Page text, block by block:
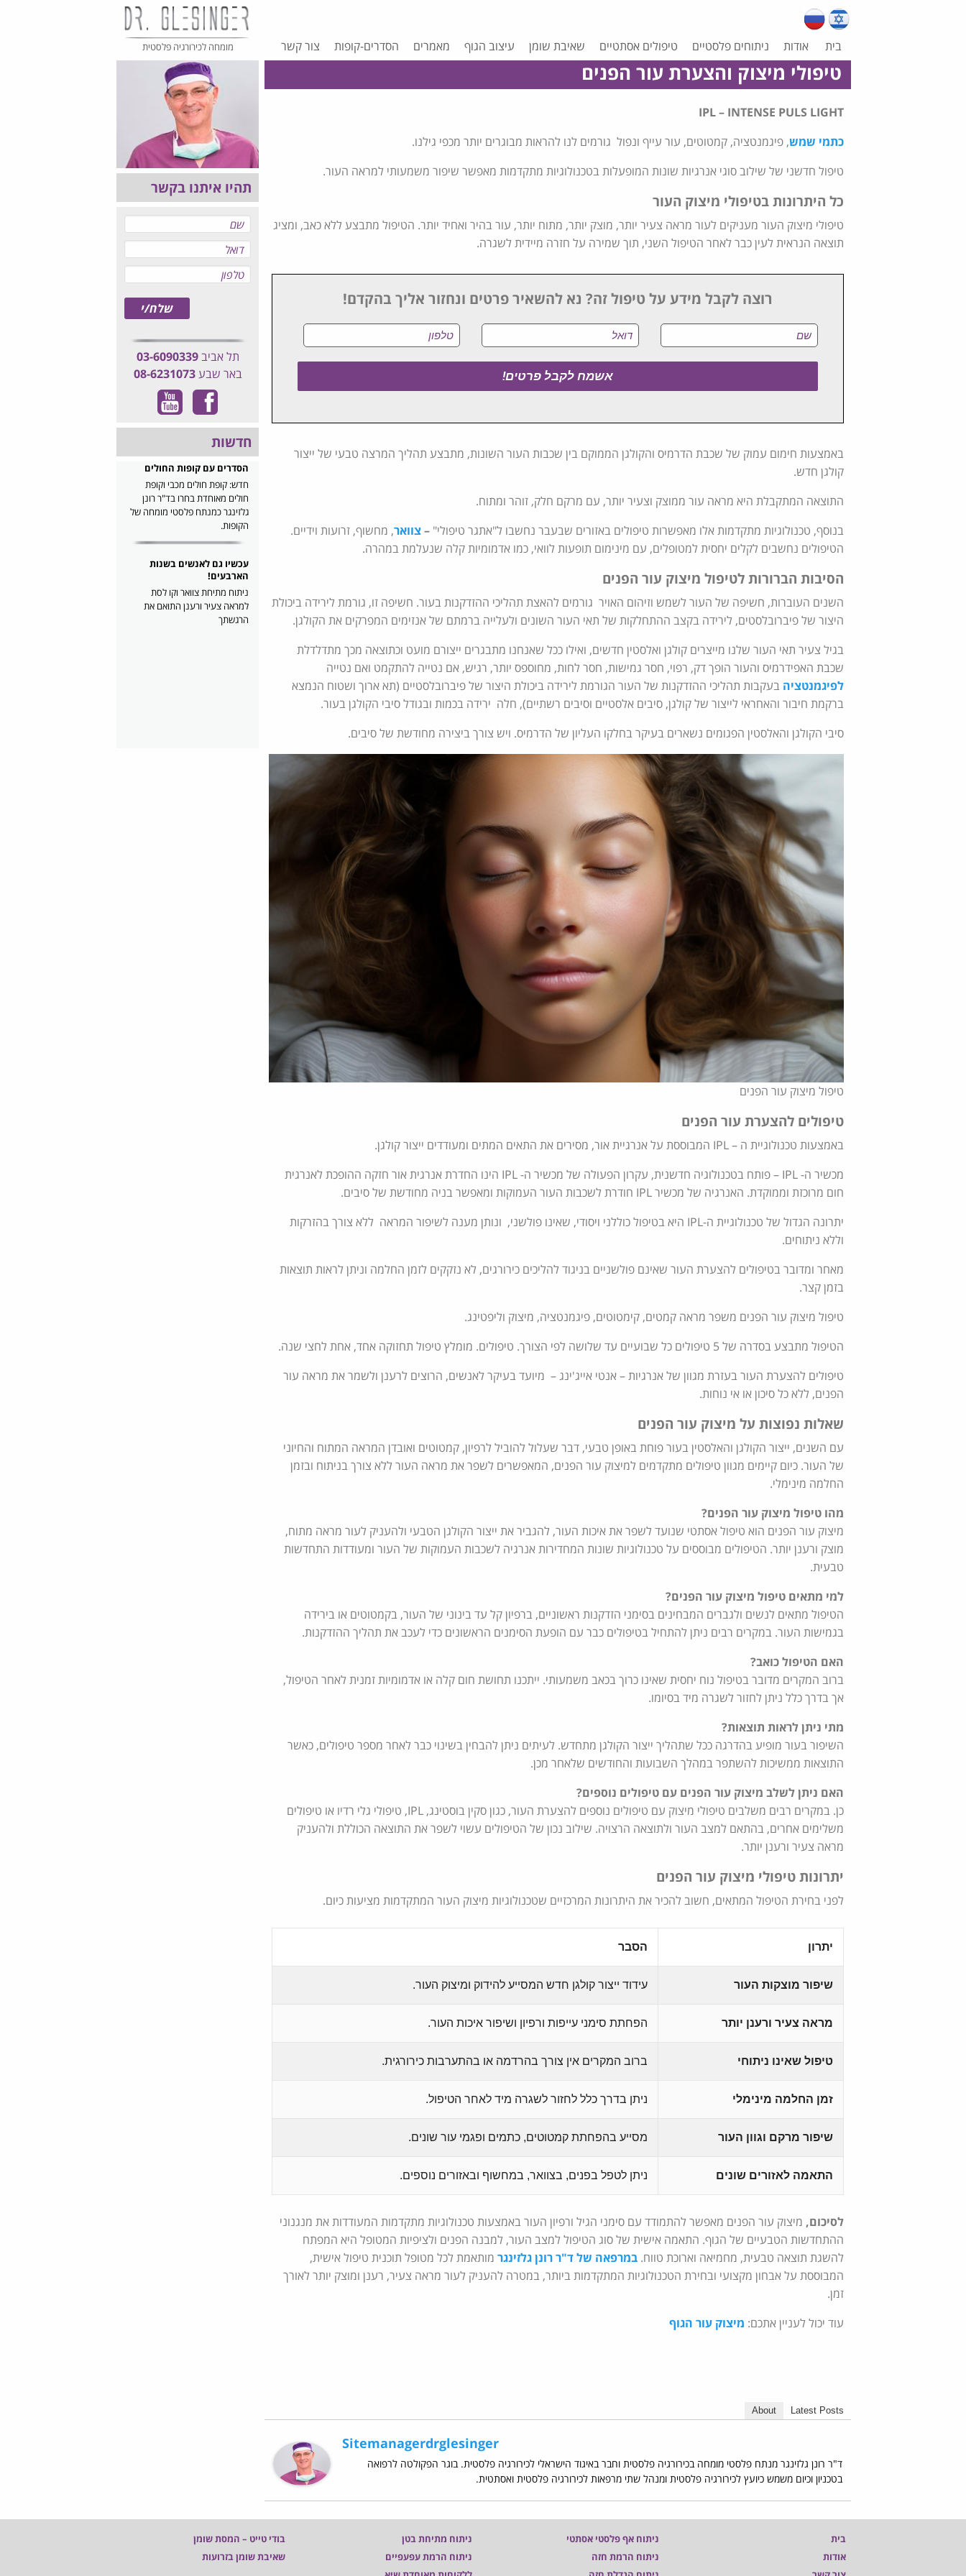
בית אודות ניתוחים פלסטיים טיפולים אסתטיים שאיבת שומן עיצוב הגוף מאמרים הסדרים-קופות צור קשר מומחה לכירורגיה פלסטית
טיפולי מיצוק והצערת עור הפנים
IPL – INTENSE PULS LIGHT
כתמי שמש, פיגמנטציה, קמטוטים, עור עייף ונפול גורמים לנו להראות מבוגרים יותר מכפי גילנו.
טיפול חדשני של שילוב סוגי אנרגיות שונות המופעלות בטכנולוגיות מתקדמות מאפשר שיפור משמעותי למראה העור.
כל היתרונות בטיפולי מיצוק העור
טיפולי מיצוק העור מעניקים לעור מראה צעיר יותר, מוצק יותר, מתוח יותר, עור בהיר ואחיד יותר. הטיפול מתבצע ללא כאב, ומציג
תוצאה הנראית לעין כבר לאחר הטיפול השני, תוך שמירה על חזרה מיידית לשגרה.
רוצה לקבל מידע על טיפול זה? נא להשאיר פרטים ונחזור אליך בהקדם!
באמצעות חימום עמוק של שכבת הדרמיס והקולגן הממוקם בין שכבות העור השונות, מתבצע תהליך המרצה טבעי של ייצור
קולגן חדש.
התוצאה המתקבלת היא מראה עור ממוצק וצעיר יותר, עם מרקם חלק, זוהר ומתוח.
בנוסף, טכנולוגיות מתקדמות אלו מאפשרות טיפולים באזורים שבעבר נחשבו ל"אתגר טיפולי" –צוואר, מחשוף, זרועות וידיים.
הטיפולים נחשבים לקלים יחסית למטופלים, עם מינימום תופעות לוואי, כמו אדמומיות קלה שנעלמת במהרה.
הסיבות הברורות לטיפול מיצוק עור הפנים
השנים העוברות, חשיפה של העור לשמש וזיהום האויר גורמים להאצת תהליכי ההזדקנות בעור. חשיפה זו, גורמת לירידה ביכולת
היצור של פיברובלסטים, לירידה בקצב ההתחלקות של תאי העור השונים ולעלייה ברמתם של אנזימים המפרקים את הקולגן.
בגיל צעיר תאי העור שלנו מייצרים קולגן ואלסטין חדשים, ואילו ככל שאנחנו מתבגרים ייצורם מועט וכתוצאה מכך מתדלדלת
שכבת האפידרמיס והעור הופך דק, רפוי, חסר גמישות, חסר לחות, מחוספס יותר, רגיש, אם נטייה להתקמט ואם נטייה
לפיגמנטציה בעקבות תהליכי ההזדקנות של העור הגורמת לירידה ביכולת היצור של פיברובלסטיים (תא ארוך ושטוח הנמצא
ברקמת חיבור והאחראי לייצור של קולגן, סיבים אלסטיים וסיבים רשתיים), חלה ירידה בכמות ובגודל סיבי הקולגן בעור.
סיבי הקולגן והאלסטין הפגומים נשארים בעיקר בחלקו העליון של הדרמיס. ויש צורך ביצירה מחודשת של סיבים.
טיפול מיצוק עור הפנים
טיפולים להצערת עור הפנים
באמצעות טכנולוגיית ה – IPL המבוססת על
אנרגיית אור, מסירים את התאים המתים ומעודדים ייצור קולגן.
מכשיר ה- IPL – פותח בטכנולוגיה חדשנית, עקרון הפעולה של מכשיר ה- IPL הינו החדרת אנרגית אור חזקה ההופכת לאנרגית
חום מרוכזת וממוקדת. האנרגיה של מכשיר IPL חודרת לשכבות העור העמוקות ומאפשר בניה מחודשת של סיבים.
יתרונה הגדול של טכנולוגיית ה-IPL היא בטיפול כוללני ויסודי, שאינו פולשני, ונותן מענה לשיפור המראה ללא צורך בהזרקות
וללא ניתוחים.
מאחר ומדובר בטיפולים להצערת העור שאינם פולשניים בניגוד להליכים כירורגים, לא נזקקים לזמן החלמה וניתן לראות תוצאות
בזמן קצר.
טיפול מיצוק עור הפנים משפר מראה קמטים, קימטוטים, פיגמנטציה, מיצוק וליפטינג.
הטיפול מתבצע בסדרה של 5 טיפולים כל שבועיים עד שלושה לפי הצורך. טיפולים. מומלץ טיפול תחזוקה אחד, אחת לחצי שנה.
טיפולים להצערת העור בעזרת מגוון של אנרגיות – אנטי אייג'ינג – מיועד בעיקר לאנשים, הרוצים לרענן ולשמר את מראה עור
הפנים, ללא כל סיכון או אי נוחות.
שאלות נפוצות על מיצוק עור הפנים
עם השנים, ייצור הקולגן והאלסטין בעור פוחת באופן טבעי, דבר שעלול להוביל לרפיון, קמטוטים ואובדן המראה המתוח והחיוני
של העור. כיום קיימים מגוון טיפולים מתקדמים למיצוק עור הפנים, המאפשרים לשפר את מראה העור ללא צורך בניתוח ובזמן
החלמה מינימלי.
מהו טיפול מיצוק עור הפנים?
מיצוק עור הפנים הוא טיפול אסתטי שנועד לשפר את איכות העור, להגביר את ייצור הקולגן הטבעי ולהעניק לעור מראה מתוח,
מוצק ורענן יותר. הטיפולים מבוססים על טכנולוגיות שונות המחדירות אנרגיה לשכבות העמוקות של העור ומעודדות התחדשות
טבעית.
למי מתאים טיפול מיצוק עור הפנים?
הטיפול מתאים לנשים ולגברים המבחינים בסימני הזדקנות ראשוניים, ברפיון קל עד בינוני של העור, בקמטוטים או בירידה
בגמישות העור. במקרים רבים ניתן להתחיל בטיפולים כבר עם הופעת הסימנים הראשונים כדי לעכב את תהליך ההזדקנות.
האם הטיפול כואב?
ברוב המקרים מדובר בטיפול נוח יחסית שאינו כרוך בכאב משמעותי. ייתכנו תחושת חום קלה או אדמומיות זמנית לאחר הטיפול,
אך בדרך כלל ניתן לחזור לשגרה מיד בסיומו.
מתי ניתן לראות תוצאות?
השיפור בעור מופיע בהדרגה ככל שתהליך ייצור הקולגן מתחדש. לעיתים ניתן להבחין בשינוי כבר לאחר מספר טיפולים, כאשר
התוצאות ממשיכות להשתפר במהלך השבועות והחודשים שלאחר מכן.
האם ניתן לשלב מיצוק עור הפנים עם טיפולים נוספים?
כן. במקרים רבים משלבים טיפולי מיצוק עם טיפולים נוספים להצערת העור, כגון סקין בוסטינג, IPL, טיפולי גלי רדיו או טיפולים
משלימים אחרים, בהתאם למצב העור ולתוצאה הרצויה. שילוב נכון של הטיפולים עשוי לשפר את התוצאה הכוללת ולהעניק
מראה צעיר ורענן יותר.
יתרונות טיפולי מיצוק עור הפנים
לפני בחירת הטיפול המתאים, חשוב להכיר את היתרונות המרכזיים שטכנולוגיות מיצוק העור המתקדמות מציעות כיום.
יתרון הסבר
שיפור מוצקות העור עידוד ייצור קולגן חדש המסייע להידוק ומיצוק העור.
מראה צעיר ורענן יותר הפחתת סימני עייפות ורפיון ושיפור איכות העור.
טיפול שאינו ניתוחי ברוב המקרים אין צורך בהרדמה או בהתערבות כירורגית.
זמן החלמה מינימלי ניתן בדרך כלל לחזור לשגרה מיד לאחר הטיפול.
שיפור מרקם וגוון העור מסייע בהפחתת קמטוטים, כתמים ופגמי עור שונים.
התאמה לאזורים שונים ניתן לטפל בפנים, בצוואר, במחשוף ובאזורים נוספים.
לסיכום, מיצוק עור הפנים מאפשר להתמודד עם סימני הגיל ורפיון העור באמצעות טכנולוגיות מתקדמות המעודדות את מנגנוני
ההתחדשות הטבעיים של הגוף. התאמה אישית של סוג הטיפול למצב העור, למבנה הפנים ולציפיות המטופל היא המפתח
להשגת תוצאה טבעית, מחמיאה וארוכת טווח. במרפאה של ד"ר רונן גלזינגר מותאמת לכל מטופל תוכנית טיפול אישית,
המבוססת על אבחון מקצועי ובחירת הטכנולוגיות המתקדמות ביותר, במטרה להעניק לעור מראה צעיר, רענן ומוצק יותר לאורך
זמן.
עוד יכול לעניין אתכם: מיצוק עור הגוף
About Latest Posts
Sitemanagerdrglesinger
ד"ר רונן גלזינגר מנתח פלסטי מומחה בכירורגיה פלסטית וחבר באיגוד הישראלי לכירורגיה פלסטית. בוגר הפקולטה לרפואה
בטכניון וכיום משמש כיועץ לכירורגיה פלסטית ומנהל שתי מרפאות לכירורגיה פלסטית ואסתטית.
תהיו איתנו בקשר
תל אביב03-6090339
באר שבע08-6231073
חדשות
הסדרים עם קופות החולים
חדש: קופת חולים מכבי וקופת
חולים מאוחדת בחרו בד"ר רונן
גלזינגר כמנתח פלסטי מומחה של
הקופות.
עכשיו גם לאנשים בשנות
הארבעים!
ניתוח מתיחת צוואר וקו לסת
למראה צעיר ורענן התואם את
הרגשתך
בית
אודות
ניתוח אף פלסטי אסתטי
ניתוח הרמת חזה
ניתוח מתיחת בטן
ניתוח הרמת עפעפיים
בודי טייט – המסת שומן
שאיבת שומן בזרועות